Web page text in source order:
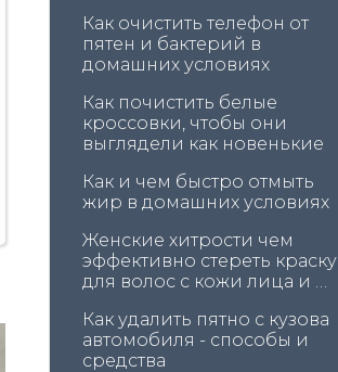
Как очистить телефон от
пятен и бактерий в
домашних условиях
Как почистить белые
кроссовки, чтобы они
выглядели как новенькие
Как и чем быстро отмыть
жир в домашних условиях
Женские хитрости чем
эффективно стереть краску
для волос с кожи лица и
Как удалить пятно с кузова
автомобиля - способы и
средства